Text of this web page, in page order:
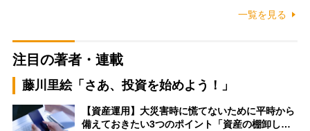
一覧を見る
注目の著者・連載
藤川里絵「さあ、投資を始めよう！」
【資産運用】大災害時に慌てないために平時から
備えておきたい3つのポイント「資産の棚卸し…